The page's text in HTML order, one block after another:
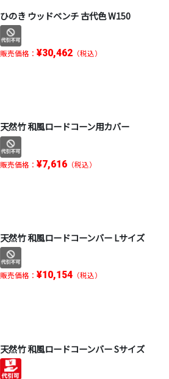
ひのき ウッドベンチ 古代色 W150
販売価格： ¥30,462（税込）
天然竹 和風ロードコーン用カバー
販売価格： ¥7,616（税込）
天然竹 和風ロードコーンバー Lサイズ
販売価格： ¥10,154（税込）
天然竹 和風ロードコーンバー Sサイズ